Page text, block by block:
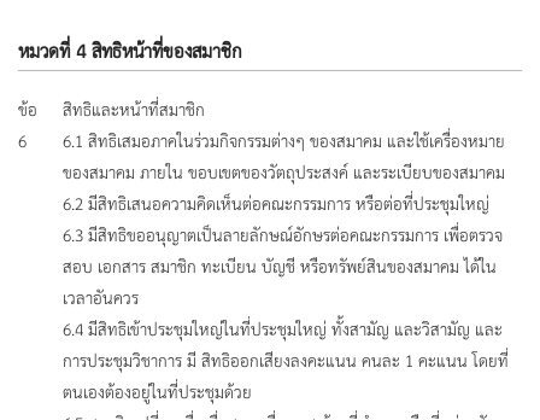
หมวดที่ 4 สิทธิหน้าที่ของสมาชิก
ข้อ
6
สิทธิและหน้าที่สมาชิก
6.1 สิทธิเสมอภาคในร่วมกิจกรรมต่างๆ ของสมาคม และใช้เครื่องหมาย
ของสมาคม ภายใน ขอบเขตของวัตถุประสงค์ และระเบียบของสมาคม
6.2 มีสิทธิเสนอความคิดเห็นต่อคณะกรรมการ หรือต่อที่ประชุมใหญ่
6.3 มีสิทธิขออนุญาตเป็นลายลักษณ์อักษรต่อคณะกรรมการ เพื่อตรวจ
สอบ เอกสาร สมาชิก ทะเบียน บัญชี หรือทรัพย์สินของสมาคม ได้ใน
เวลาอันควร
6.4 มีสิทธิเข้าประชุมใหญ่ในที่ประชุมใหญ่ ทั้งสามัญ และวิสามัญ และ
การประชุมวิชาการ มี สิทธิออกเสียงลงคะแนน คนละ 1 คะแนน โดยที่
ตนเองต้องอยู่ในที่ประชุมด้วย